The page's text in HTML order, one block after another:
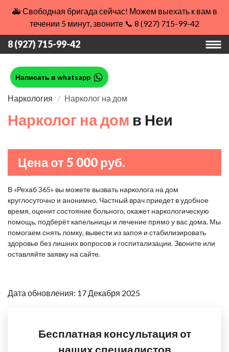
🚑 Свободная бригада сейчас! Можем выехать к вам в
течении 5 минут, звоните 📞 8 (927) 715-99-42
8 (927) 715-99-42
Написать в whatsapp
Наркология Нарколог на дом
Нарколог на дом в Неи
Цена от 5 000 руб.
В «Рехаб 365» вы можете вызвать нарколога на дом
круглосуточно и анонимно. Частный врач приедет в удобное
время, оценит состояние больного, окажет наркологическую
помощь, подберёт капельницы и лечение прямо у вас дома. Мы
помогаем снять ломку, вывести из запоя и стабилизировать
здоровье без лишних вопросов и госпитализации. Звоните или
оставляйте заявку на сайте.
Дата обновления: 17 Декабря 2025
Бесплатная консультация от
наших специалистов